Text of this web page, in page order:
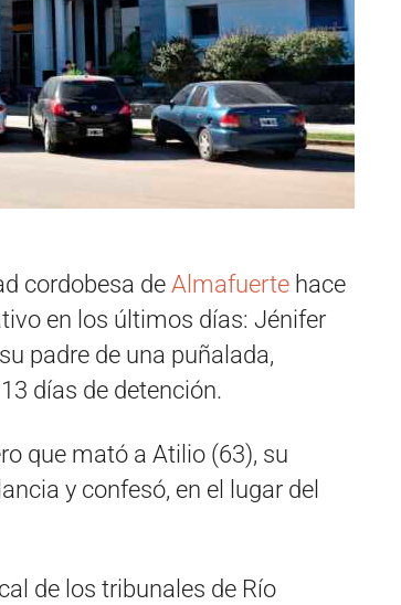
cordobesa deAlmafuerte hace
en los últimos días: Jénifer
padre de una puñalada,
días de detención.
que mató a Atilio (63), su
y confesó, en el lugar del
de los tribunales de Río